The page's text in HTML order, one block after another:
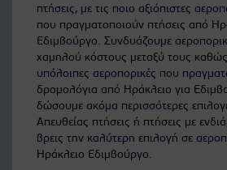
πτήσεις, με τις ποιο αξιόπιστες
που πραγματοποιούν πτήσεις από
Εδιμβούργο. Συνδυάζουμε
χαμηλού κόστους μεταξύ τους καθώς
υπόλοιπες αεροπορικές που
δρομολόγια από Ηράκλειο για
δώσουμε ακόμα περισσότερες
Απευθείας πτήσεις ή πτήσεις με
βρεις την καλύτερη επιλογή σε
Ηράκλειο Εδιμβούργο.